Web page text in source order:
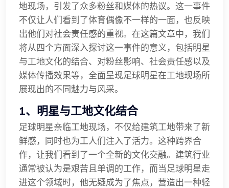
地现场，引发了众多粉丝和媒体的热议。这一事件
不仅让人们看到了体育偶像不一样的一面，也反映
出他们对社会责任感的重视。在这篇文章中，我们
将从四个方面深入探讨这一事件的意义，包括明星
与工地文化的结合、对粉丝影响、社会责任感以及
媒体传播效果等，全面呈现足球明星在工地现场所
展现出的不同魅力与风采。
1、明星与工地文化结合
足球明星亲临工地现场，不仅给建筑工地带来了新
鲜感，同时也为工人们注入了活力。这种跨界合
作，让我们看到了一个全新的文化交融。建筑行业
通常被认为是艰苦且单调的工作，而当足球明星走
进这个领域时，他无疑成为了焦点，营造出一种轻